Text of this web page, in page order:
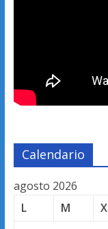
Calendario
agosto 2026
L
M X